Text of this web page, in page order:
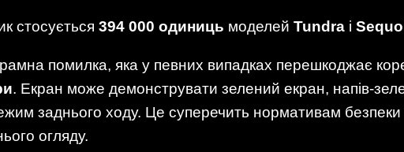
стосується 394 000 одиниць моделей Tundra і
помилка, яка у певних випадках перешкоджає
. Екран може демонструвати зелений екран, напів-
заднього ходу. Це суперечить нормативам
огляду.